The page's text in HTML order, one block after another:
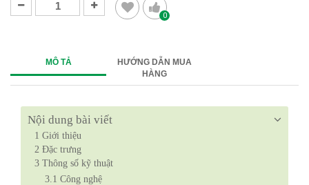
0
MÔ TẢ
HƯỚNG DẪN MUA
HÀNG
Nội dung bài viết
1 Giới thiệu
2 Đặc trưng
3 Thông số kỹ thuật
3.1 Công nghệ